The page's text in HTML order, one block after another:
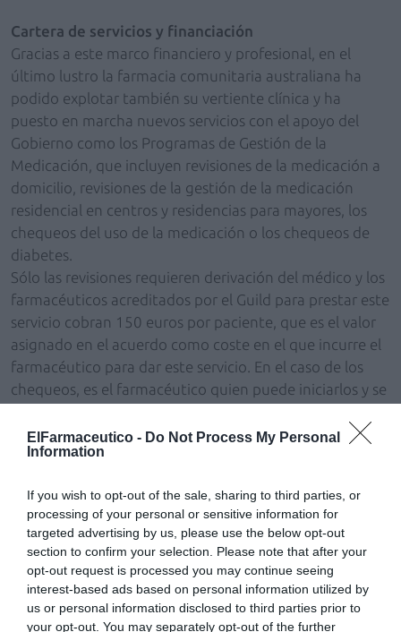
ElFarmaceutico - Do Not Process My Personal
Information
If you wish to opt-out of the sale, sharing to third parties, or
processing of your personal or sensitive information for
targeted advertising by us, please use the below opt-out
section to confirm your selection. Please note that after your
opt-out request is processed you may continue seeing
interest-based ads based on personal information utilized by
us or personal information disclosed to third parties prior to
your opt-out. You may separately opt-out of the further
Cartera de servicios y financiación
Gracias a este marco financiero y profesional, en el
último lustro la farmacia comunitaria australiana ha
podido explotar también su vertiente clínica y ha
puesto en marcha nuevos servicios con el apoyo del
Gobierno como los Programas de Gestión de la
Medicación, que incluyen revisiones de la medicación a
domicilio, revisiones de la gestión de la medicación
residencial en centros y residencias para mayores, los
chequeos del uso de la medicación o los chequeos de
diabetes.
Sólo las revisiones requieren derivación del médico y los
farmacéuticos acreditados por el Guild para prestar este
servicio cobran 150 euros por paciente, que es el valor
asignado en el acuerdo como coste en el que incurre el
farmacéutico para dar este servicio. En el caso de los
chequeos, es el farmacéutico quien puede iniciarlos y se
del uso de los medicamentos por parte de los pacientes.
El Gobierno financia los chequeos, que tienen una
mientras que las revisiones a domicilio por
farmacéuticos acreditados cuestan 60 euros por
paciente. «Hay que poner precio por los servicios
prestados que son beneficiosos tanto para el paciente
como para el sistema de salud porque hemos
demostrado nuestro valor», ha asegurado.